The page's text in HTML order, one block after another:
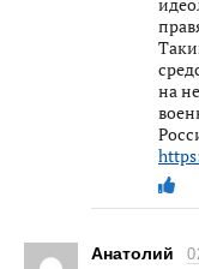
на
Анатолий